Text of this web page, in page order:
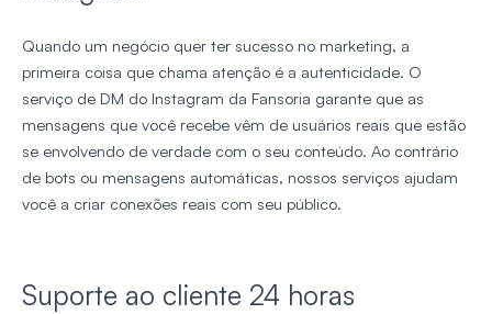
Quando um negócio quer ter sucesso no marketing, a
primeira coisa que chama atenção é a autenticidade. O
serviço de DM do Instagram da Fansoria garante que as
mensagens que você recebe vêm de usuários reais que estão
se envolvendo de verdade com o seu conteúdo. Ao contrário
de bots ou mensagens automáticas, nossos serviços ajudam
você a criar conexões reais com seu público.
Suporte ao cliente 24 horas